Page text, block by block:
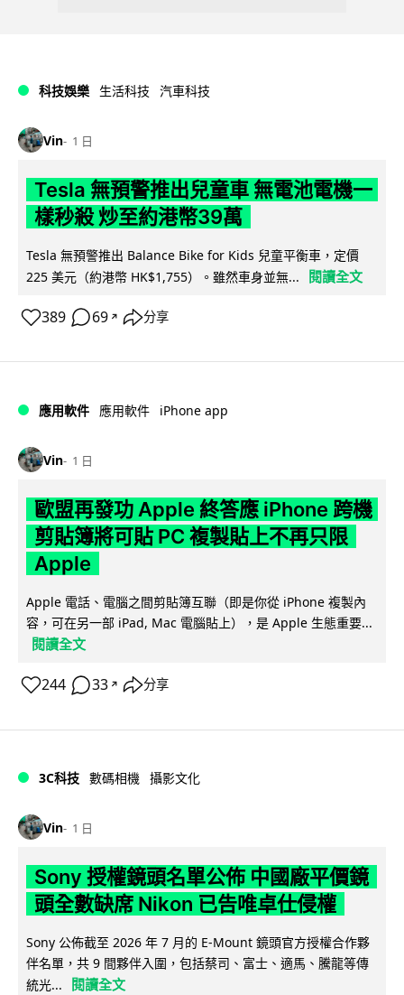
科技娛樂 生活科技 汽車科技
Vin 1 日
Tesla 無預警推出兒童車 無電池電機一
樣秒殺 炒至約港幣39萬
Tesla 無預警推出 Balance Bike for Kids 兒童平衡車，定價
225 美元（約港幣 HK$1,755）。雖然車身並無...
閱讀全文
389 69 ↗ 分享
應用軟件 應用軟件 iPhone app
Vin 1 日
歐盟再發功 Apple 終答應 iPhone 跨機
剪貼簿將可貼 PC 複製貼上不再只限
Apple
Apple 電話、電腦之間剪貼簿互聯（即是你從 iPhone 複製內
容，可在另一部 iPad, Mac 電腦貼上），是 Apple 生態重要...
閱讀全文
244 33 ↗ 分享
3C科技 數碼相機 攝影文化
Vin 1 日
Sony 授權鏡頭名單公佈 中國廠平價鏡
頭全數缺席 Nikon 已告唯卓仕侵權
Sony 公佈截至 2026 年 7 月的 E-Mount 鏡頭官方授權合作夥
伴名單，共 9 間夥伴入圍，包括蔡司、富士、適馬、騰龍等傳
統光...
閱讀全文